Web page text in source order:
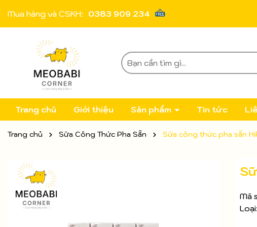
Mua hàng và CSKH: 0383 909 234
Trang chủ Giới thiệu Sản phẩm Tin tức
Trang chủ Sữa Công Thức Pha Sẵn Sữa công thức pha sẵn
Mã
Loại: